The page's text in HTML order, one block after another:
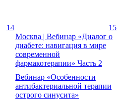
14
15
Москва | Вебинар «Диалог о
диабете: навигация в мире
современной
фармакотерапии» Часть 2
Вебинар «Особенности
антибактериальной терапии
острого синусита»